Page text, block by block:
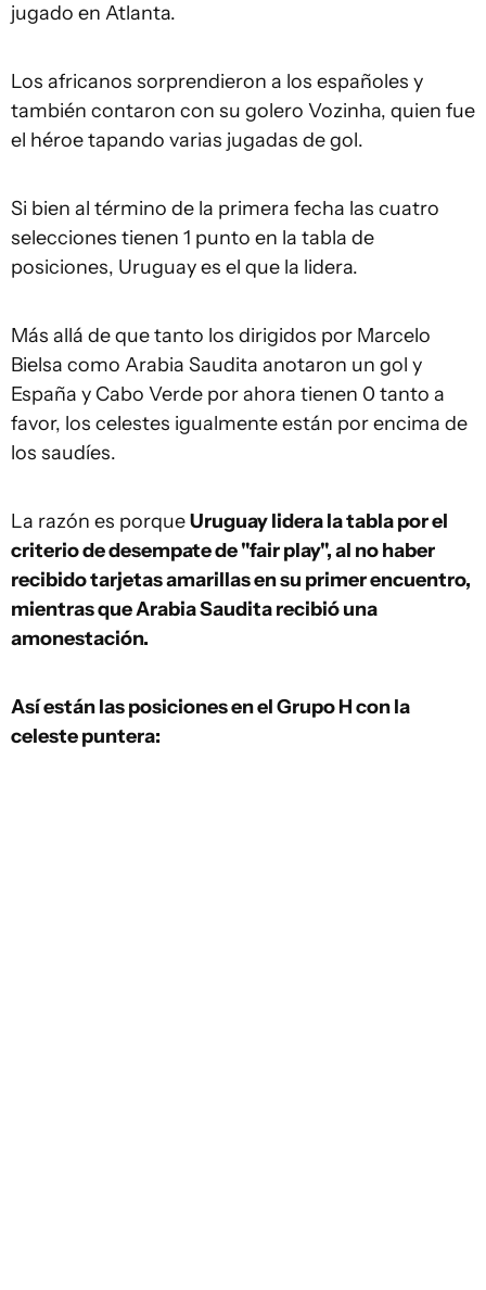
jugado en Atlanta.
Los africanos sorprendieron a los españoles y
también contaron con su golero Vozinha, quien fue
el héroe tapando varias jugadas de gol.
Si bien al término de la primera fecha las cuatro
selecciones tienen 1 punto en la tabla de
posiciones, Uruguay es el que la lidera.
Más allá de que tanto los dirigidos por Marcelo
Bielsa como Arabia Saudita anotaron un gol y
España y Cabo Verde por ahora tienen 0 tanto a
favor, los celestes igualmente están por encima de
los saudíes.
La razón es porqueUruguay lidera la tabla por el
criterio de desempate de "fair play", al no haber
recibido tarjetas amarillas en su primer encuentro,
mientras que Arabia Saudita recibió una
amonestación.
Así están las posiciones en el Grupo H con la
celeste puntera: